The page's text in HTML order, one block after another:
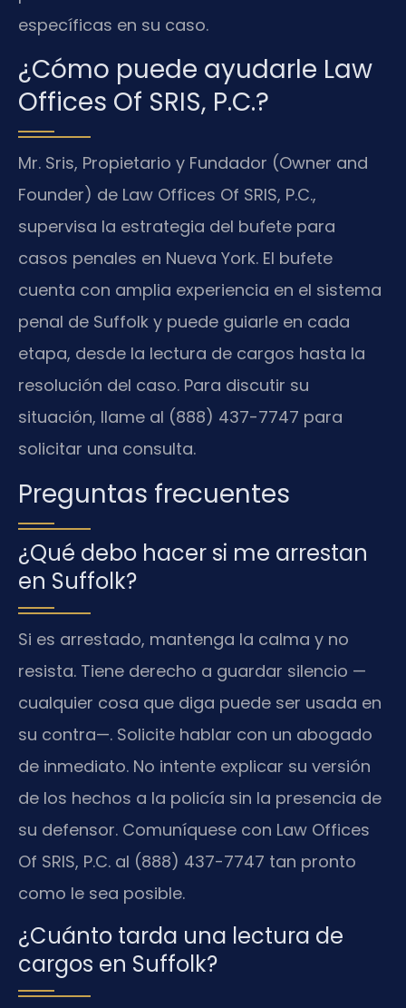
específicas en su caso.
¿Cómo puede ayudarle Law
Offices Of SRIS, P.C.?
Mr. Sris, Propietario y Fundador (Owner and
Founder) de Law Offices Of SRIS, P.C.,
supervisa la estrategia del bufete para
casos penales en Nueva York. El bufete
cuenta con amplia experiencia en el sistema
penal de Suffolk y puede guiarle en cada
etapa, desde la lectura de cargos hasta la
resolución del caso. Para discutir su
situación, llame al (888) 437-7747 para
solicitar una consulta.
Preguntas frecuentes
¿Qué debo hacer si me arrestan
en Suffolk?
Si es arrestado, mantenga la calma y no
resista. Tiene derecho a guardar silencio —
cualquier cosa que diga puede ser usada en
su contra—. Solicite hablar con un abogado
de inmediato. No intente explicar su versión
de los hechos a la policía sin la presencia de
su defensor. Comuníquese con Law Offices
Of SRIS, P.C. al (888) 437-7747 tan pronto
como le sea posible.
¿Cuánto tarda una lectura de
cargos en Suffolk?